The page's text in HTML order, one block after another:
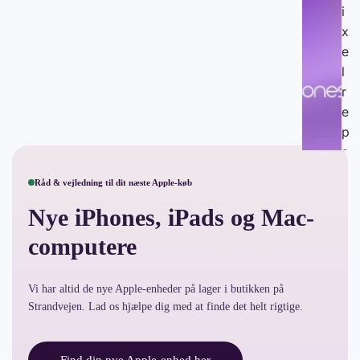
i
x
e
l
r
e
p
a
Råd & vejledning til dit næste Apple-køb
Nye iPhones, iPads og Mac-
computere
Vi har altid de nye Apple-enheder på lager i butikken på
Strandvejen. Lad os hjælpe dig med at finde det helt rigtige.